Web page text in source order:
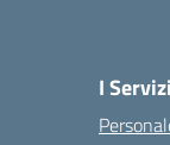
I Servizi